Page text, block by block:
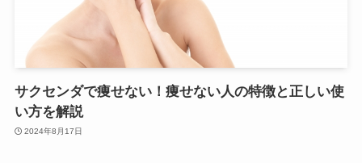
サクセンダで痩せない！痩せない人の特徴と正しい使
い方を解説
2024年8月17日